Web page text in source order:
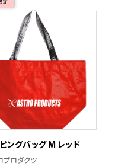
ングバッグ M レッド
プロダクツ